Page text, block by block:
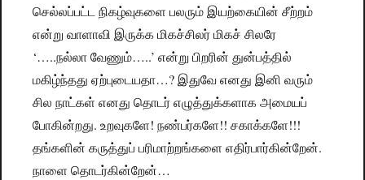
செல்லப்பட்ட நிகழ்வுகளை பலரும் இயற்கையின் சீற்றம்
என்று வாளாவி இருக்க மிகச்சிலர் மிகச் சிலரே
‘…..நல்லா வேணும்…..’ என்று பிறரின் துன்பத்தில்
மகிழ்ந்தது ஏற்புடையதா…? இதுவே எனது இனி வரும்
சில நாட்கள் எனது தொடர் எழுத்துக்களாக அமையப்
போகின்றது. உறவுகளே! நண்பர்களே!! சகாக்களே!!!
தங்களின் கருத்துப் பரிமாற்றங்களை எதிர்பார்கின்றேன்.
நாளை தொடர்கின்றேன்…